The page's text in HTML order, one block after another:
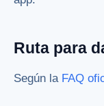
Ruta para
Según la FAQ